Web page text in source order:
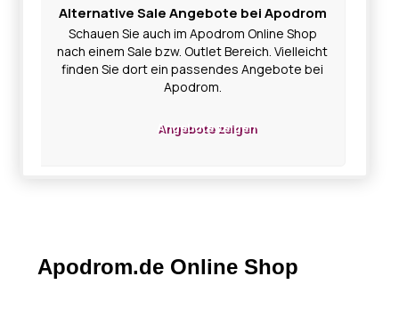
Alternative Sale Angebote bei Apodrom
Schauen Sie auch im Apodrom Online Shop
nach einem Sale bzw. Outlet Bereich. Vielleicht
finden Sie dort ein passendes Angebote bei
Apodrom.
Angebote zeigen
Apodrom.de Online Shop